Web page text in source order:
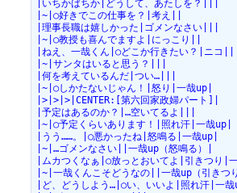
|いちかばちか|どうして、あたしを？|||
|~|○好きでこの仕事を？|考え||
|理事長職は嬉しかった|ゴメンなさい|||
|~|○教授も喜んでますよ|にっこり||
|ねえ、一哉くん|○どこか行きたい？|ニコ||
|~|サンタはいると思う？|||
|何を考えているんだ|つい…|||
|~|○しかたないじゃん！|怒り|一哉up|
|>|>|>|CENTER:[第六回家政婦パート]|
|予定はあるのか？|…空いてるよ|||
|~|○予定くらいあります！|照れ汗|一哉up|
|うう……。|○悪かったね|怒鳴る|一哉up|
|~|…ゴメンなさい||一哉up（怒鳴る）|
|ムカつくなぁ|○放っとおいてよ|引きつり|
|~|一哉くんこそどうなの||一哉up（引きつ
|ど、どうしよう…|○い、いいよ|照れ汗|一哉